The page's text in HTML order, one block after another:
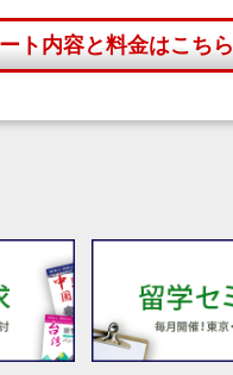
ト内容と料金はこちら